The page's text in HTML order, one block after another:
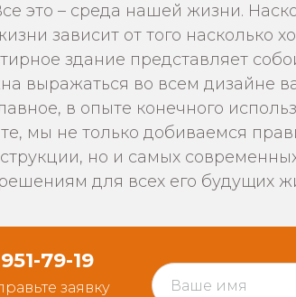
это – среда нашей жизни.
зависит от того
здание представляет
выражаться во всем дизайне
в опыте конечного
мы не только добиваемся
но и самых
для всех его будущих
79-19
заявку